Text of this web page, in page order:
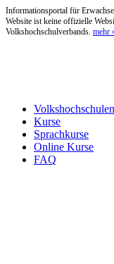
Informationsportal für
Website ist keine offizielle
Volkshochschulverbands. mehr
Volkshochschulen
Kurse
Sprachkurse
Online Kurse
FAQ